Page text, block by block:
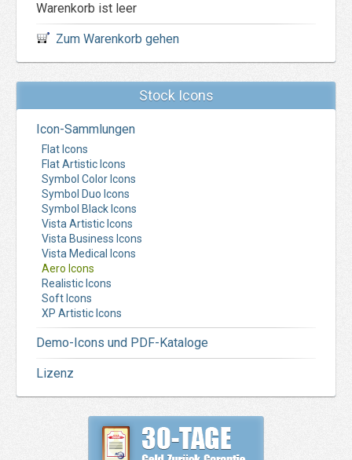
Warenkorb ist leer
Zum Warenkorb gehen
Stock Icons
Icon-Sammlungen
Flat Icons
Flat Artistic Icons
Symbol Color Icons
Symbol Duo Icons
Symbol Black Icons
Vista Artistic Icons
Vista Business Icons
Vista Medical Icons
Aero Icons
Realistic Icons
Soft Icons
XP Artistic Icons
Demo-Icons und PDF-Kataloge
Lizenz